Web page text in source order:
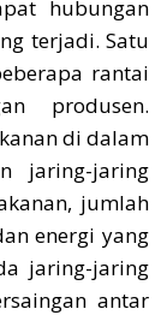
hubungan
terjadi. Satu
rantai
produsen.
di dalam
jaring-jaring
jumlah
energi yang
jaring-jaring
antar